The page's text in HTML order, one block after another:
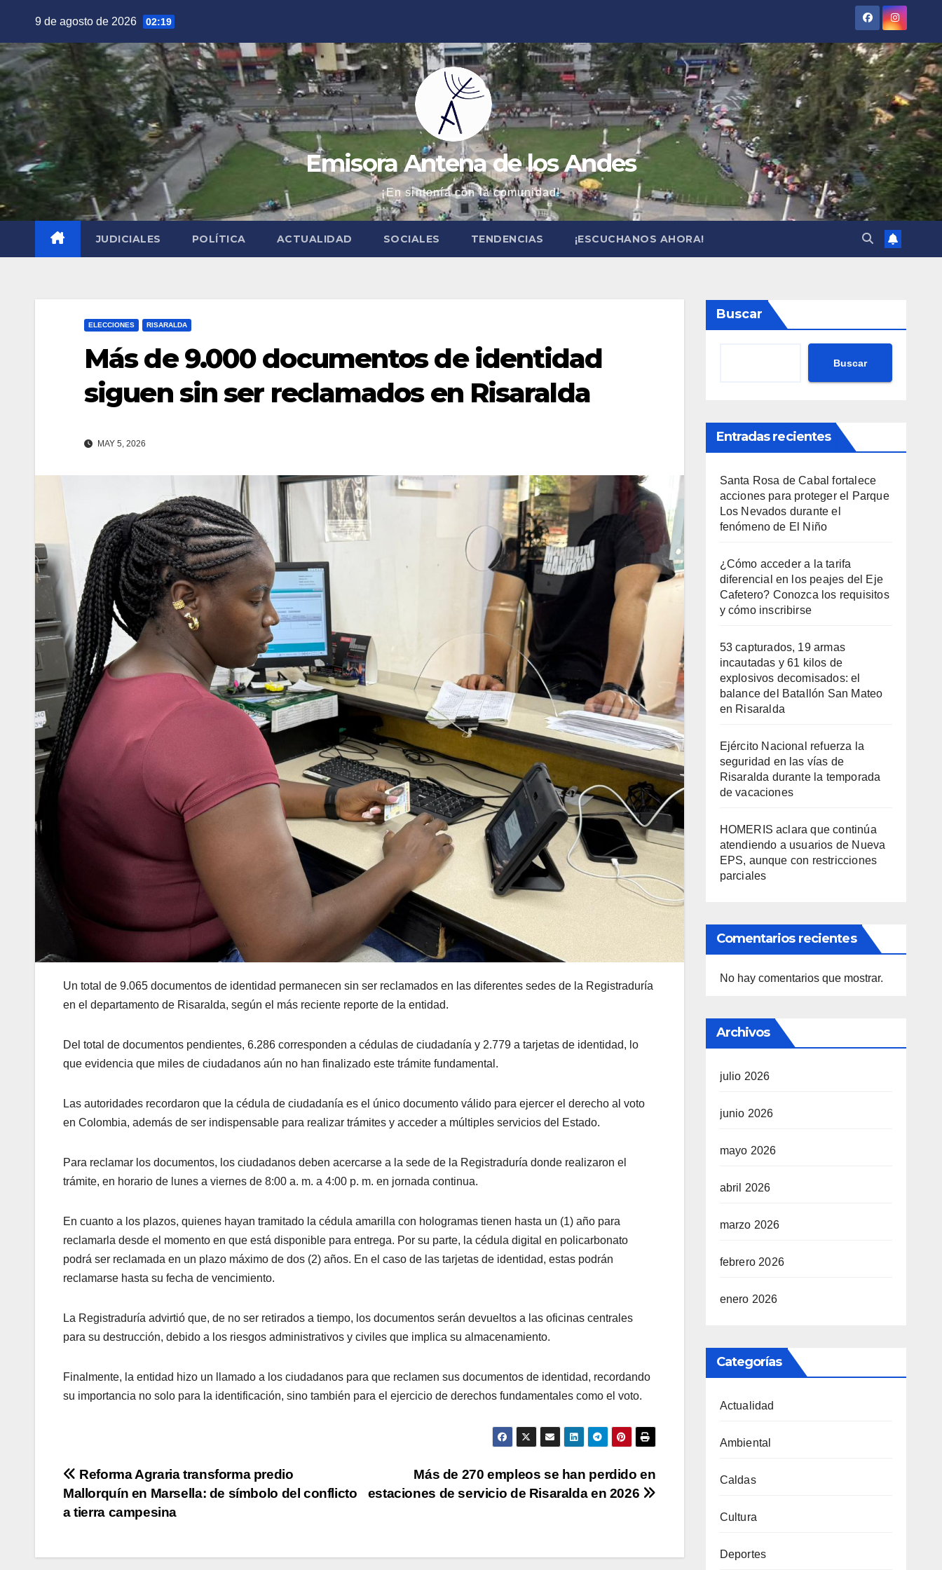
contenido
9 de agosto de 2026 02:19
Emisora Antena de los Andes
¡En sintonía con la comunidad!
JUDICIALES POLÍTICA ACTUALIDAD SOCIALES TENDENCIAS ¡ESCUCHANOS AHORA!
ELECCIONES RISARALDA
Más de 9.000 documentos de identidad
siguen sin ser reclamados en Risaralda
MAY 5, 2026
Un total de 9.065 documentos de identidad permanecen sin ser reclamados en las diferentes sedes de la Registraduría
en el departamento de Risaralda, según el más reciente reporte de la entidad.
Del total de documentos pendientes, 6.286 corresponden a cédulas de ciudadanía y 2.779 a tarjetas de identidad, lo
que evidencia que miles de ciudadanos aún no han finalizado este trámite fundamental.
Las autoridades recordaron que la cédula de ciudadanía es el único documento válido para ejercer el derecho al voto
en Colombia, además de ser indispensable para realizar trámites y acceder a múltiples servicios del Estado.
Para reclamar los documentos, los ciudadanos deben acercarse a la sede de la Registraduría donde realizaron el
trámite, en horario de lunes a viernes de 8:00 a. m. a 4:00 p. m. en jornada continua.
En cuanto a los plazos, quienes hayan tramitado la cédula amarilla con hologramas tienen hasta un (1) año para
reclamarla desde el momento en que está disponible para entrega. Por su parte, la cédula digital en policarbonato
podrá ser reclamada en un plazo máximo de dos (2) años. En el caso de las tarjetas de identidad, estas podrán
reclamarse hasta su fecha de vencimiento.
La Registraduría advirtió que, de no ser retirados a tiempo, los documentos serán devueltos a las oficinas centrales
para su destrucción, debido a los riesgos administrativos y civiles que implica su almacenamiento.
Finalmente, la entidad hizo un llamado a los ciudadanos para que reclamen sus documentos de identidad, recordando
su importancia no solo para la identificación, sino también para el ejercicio de derechos fundamentales como el voto.
Navegación
de
Más de 270 empleos se han perdido en
estaciones de servicio de Risaralda en 2026
Reforma Agraria transforma predio
Mallorquín en Marsella: de símbolo del conflicto
a tierra campesina
Buscar
Buscar
Entradas recientes
Santa Rosa de Cabal fortalece
acciones para proteger el Parque
Los Nevados durante el
fenómeno de El Niño
¿Cómo acceder a la tarifa
diferencial en los peajes del Eje
Cafetero? Conozca los requisitos
y cómo inscribirse
53 capturados, 19 armas
incautadas y 61 kilos de
explosivos decomisados: el
balance del Batallón San Mateo
en Risaralda
Ejército Nacional refuerza la
seguridad en las vías de
Risaralda durante la temporada
de vacaciones
HOMERIS aclara que continúa
atendiendo a usuarios de Nueva
EPS, aunque con restricciones
parciales
Comentarios recientes
No hay comentarios que mostrar.
Archivos
julio 2026
junio 2026
mayo 2026
abril 2026
marzo 2026
febrero 2026
enero 2026
Categorías
Actualidad
Ambiental
Caldas
Cultura
Deportes